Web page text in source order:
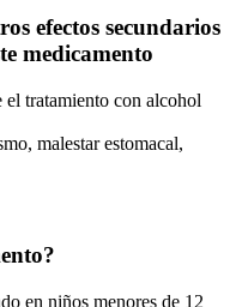
efectos secundarios
medicamento
el tratamiento con alcohol
malestar estomacal,
en niños menores de 12